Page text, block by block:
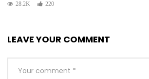
28.2K
220
LEAVE YOUR COMMENT